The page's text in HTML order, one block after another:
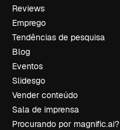
Reviews
Emprego
Tendências de pesquisa
Blog
Eventos
Slidesgo
Vender conteúdo
Sala de imprensa
Procurando por magnific.ai?